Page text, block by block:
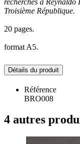
Troisième République.
20 pages.
format A5.
Détails du produit
Référence
BRO008
4 autres